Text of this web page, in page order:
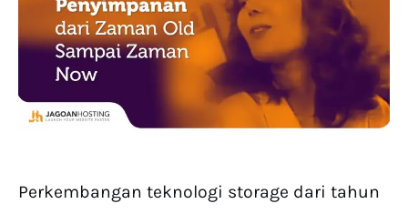
Perkembangan teknologi storage dari tahun